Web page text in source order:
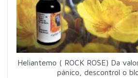
Heliantemo ( ROCK ROSE) Da
pánico, descontrol o